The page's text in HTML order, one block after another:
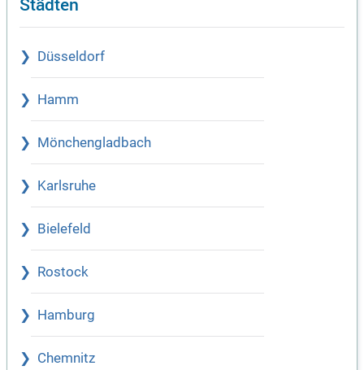
Düsseldorf
Hamm
Mönchengladbach
Karlsruhe
Bielefeld
Rostock
Hamburg
Chemnitz